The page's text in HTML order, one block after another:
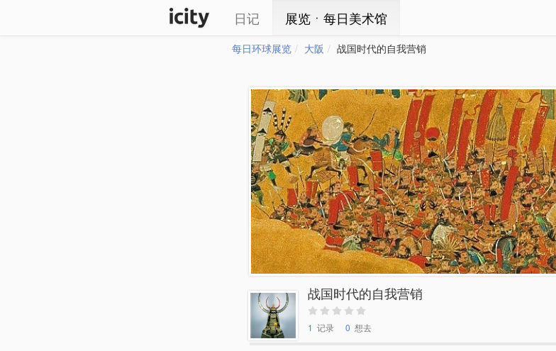
日记 展览ㆍ每日美术馆
每日环球展览 大阪 战国时代的自我营销
战国时代的自我营销
1 记录 0 想去